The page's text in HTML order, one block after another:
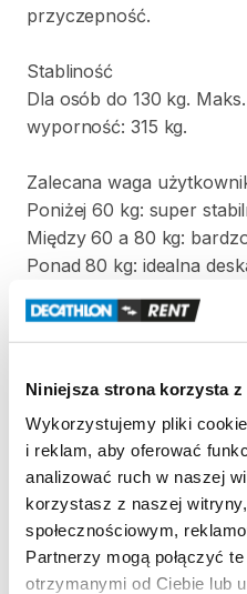
Niniejsza strona korzysta
Wykorzystujemy pliki
i reklam, aby oferować
analizować ruch w naszej
korzystasz z naszej
społecznościowym,
Partnerzy mogą połączyć
otrzymanymi od Ciebie lub
przyczepność.
Stabliność
Dla osób do 130 kg. Maks.
wyporność: 315 kg.
Zalecana waga
Poniżej 60 kg: super
Między 60 a 80 kg:
Ponad 80 kg: idealna
pływania na SUP-ie.
Waga SUP-a: 8 kg
Zestaw
Deskę SUP
Pagaj
Pompkę
Leash
Stateczniki (2 szt.)
naprawczy